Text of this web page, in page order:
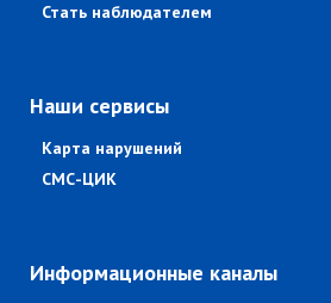
Стать наблюдателем
Наши сервисы
Карта нарушений
СМС-ЦИК
Информационные каналы